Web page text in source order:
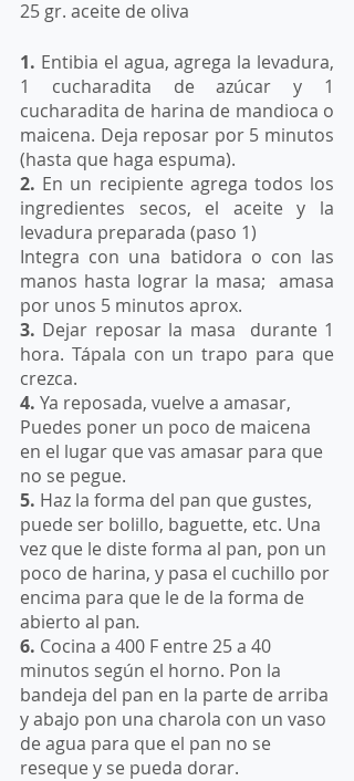
25 gr. aceite de oliva
1. Entibia el agua, agrega la levadura,
1 cucharadita de azúcar y 1
cucharadita de harina de mandioca o
maicena. Deja reposar por 5 minutos
(hasta que haga espuma).
2. En un recipiente agrega todos los
ingredientes secos, el aceite y la
levadura preparada (paso 1)
Integra con una batidora o con las
manos hasta lograr la masa;  amasa
por unos 5 minutos aprox.
3. Dejar reposar la masa  durante 1
hora. Tápala con un trapo para que
crezca.
4. Ya reposada, vuelve a amasar,
Puedes poner un poco de maicena
en el lugar que vas amasar para que
no se pegue.
5. Haz la forma del pan que gustes,
puede ser bolillo, baguette, etc. Una
vez que le diste forma al pan, pon un
poco de harina, y pasa el cuchillo por
encima para que le de la forma de
abierto al pan.
6. Cocina a 400 F entre 25 a 40
minutos según el horno. Pon la
bandeja del pan en la parte de arriba
y abajo pon una charola con un vaso
de agua para que el pan no se
reseque y se pueda dorar.